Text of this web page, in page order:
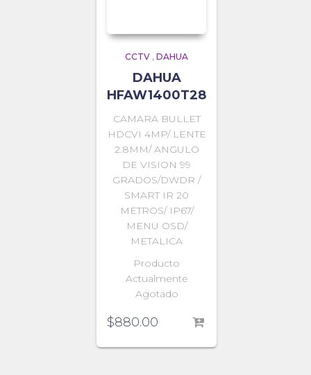
CCTV , DAHUA
DAHUA
HFAW1400T28
CAMARA BULLET
HDCVI 4MP/ LENTE
2.8MM/ ANGULO
DE VISION 99
GRADOS/DWDR /
SMART IR 20
METROS/ IP67/
MENU OSD/
METALICA
Producto
Actualmente
Agotado
$880.00